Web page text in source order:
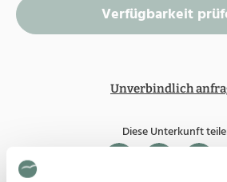
Unverbindlich
Diese Unterkunft